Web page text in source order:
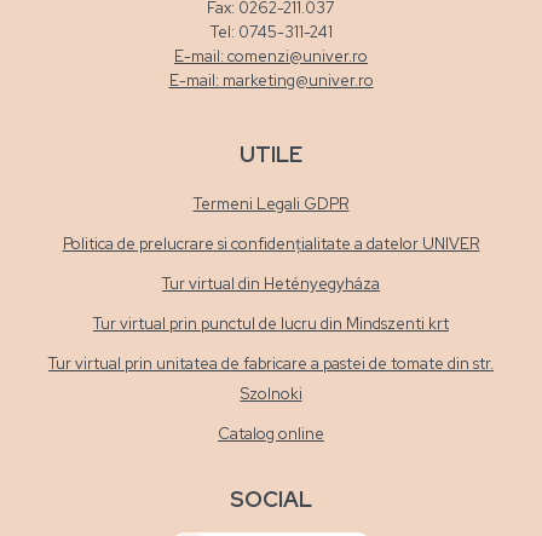
Fax: 0262-211.037
Tel: 0745-311-241
E-mail: comenzi@univer.ro
E-mail: marketing@univer.ro
UTILE
Termeni Legali GDPR
Politica de prelucrare si confidențialitate a datelor UNIVER
Tur virtual din Hetényegyháza
Tur virtual prin punctul de lucru din Mindszenti krt
Tur virtual prin unitatea de fabricare a pastei de tomate din str.
Szolnoki
Catalog online
SOCIAL